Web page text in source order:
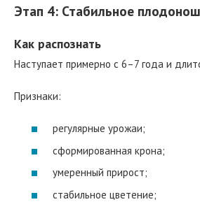
Этап 4: Стабильное
Как распознать
Наступает примерно с 6–7 года и
Признаки:
регулярные урожаи;
сформированная крона;
умеренный прирост;
стабильное цветение;